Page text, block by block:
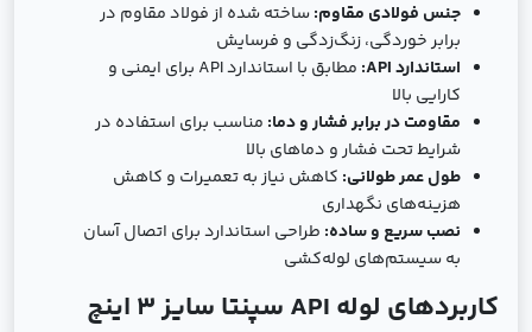
جنس فولادی مقاوم:ساخته شده از فولاد مقاوم در
برابر خوردگی، زنگ‌زدگی و فرسایش
استاندارد API:
مطابق با استاندارد API برای ایمنی و
کارایی بالا
مقاومت در برابر فشار و دما: مناسب برای استفاده در
شرایط تحت فشار و دماهای بالا
طول عمر طولانی: کاهش نیاز به تعمیرات و کاهش
هزینه‌های نگهداری
نصب سریع و ساده: طراحی استاندارد برای اتصال آسان
به سیستم‌های لوله‌کشی
کاربردهای لوله API سپنتا سایز 3 اینچ